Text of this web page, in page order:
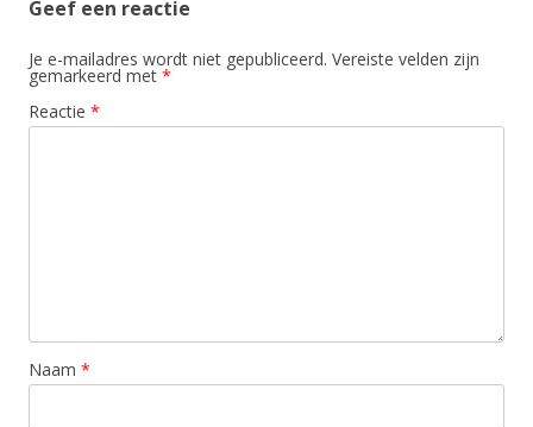
Geef een reactie
Je e-mailadres wordt niet gepubliceerd. Vereiste velden zijn
gemarkeerd met *
Reactie *
Naam *